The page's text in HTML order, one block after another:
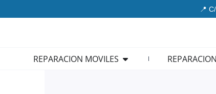
al
📍
REPARACION MOVILES Open REPARACION